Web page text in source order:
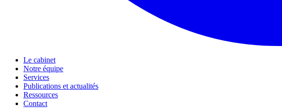
Le cabinet
Notre équipe
Services
Publications et actualités
Ressources
Contact